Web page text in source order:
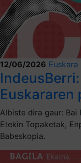
12/06/2026
Euskararen
Albiste dira gaur: Bai
Etekin Topaketak,
Babeskopia.